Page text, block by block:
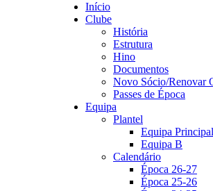
Início
Clube
História
Estrutura
Hino
Documentos
Novo Sócio/Renovar
Passes de Época
Equipa
Plantel
Equipa Principal
Equipa B
Calendário
Época 26-27
Época 25-26